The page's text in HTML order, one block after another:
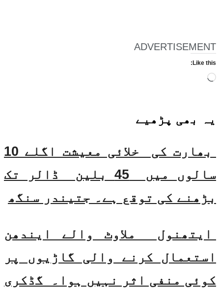
ADVERTISEMENT
Like this:
Loading…
یہ بھی پڑھیے
بھارت کی خلائی معیشت اگلے 10
سالوں میں 45 بلین ڈالر تک
بڑھنے کی توقع ہے۔ جتیندر سنگھ
ایتھنول ملاوٹ والے ایندھن
استعمال کرنے والی گاڑیوں پر
کوئی منفی اثر نہیں ہوا۔ گڈکری